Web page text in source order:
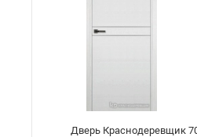
Дверь Краснодеревщик